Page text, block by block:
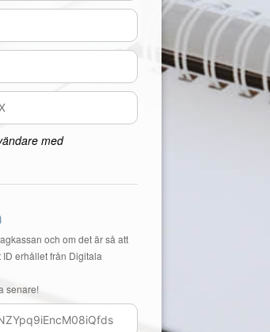
med
och om det är så att
erhållet från Digitala
senare!